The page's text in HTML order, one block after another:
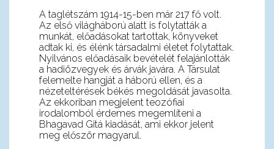
A taglétszám 1914-15-ben már 217 fő volt.
Az első világháború alatt is folytatták a
munkát, előadásokat tartottak, könyveket
adtak ki, és élénk társadalmi életet folytattak.
Nyilvános előadásaik bevételét felajánlották
a hadiözvegyek és árvák javára. A Társulat
felemelte hangját a háború ellen, és a
nézeteltérések békés megoldását javasolta.
Az ekkoriban megjelent teozófiai
irodalomból érdemes megemlíteni a
Bhagavad Gitá kiadását, ami ekkor jelent
meg először magyarul.